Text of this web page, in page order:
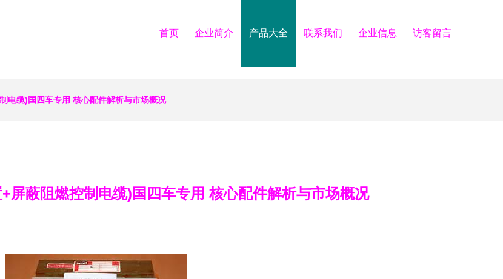
首页 企业简介 产品大全 联系我们 企业信息 访客留言
电缆)国四车专用 核心配件解析与市场概况
屏蔽阻燃控制电缆)国四车专用 核心配件解析与市场概况